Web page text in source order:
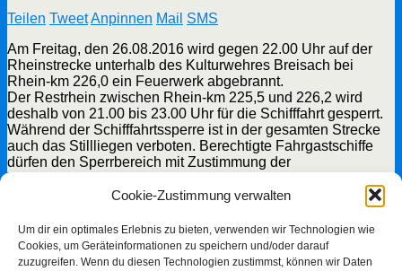
Cookie-Zustimmung verwalten
Um dir ein optimales Erlebnis zu bieten, verwenden wir Technologien wie
Cookies, um Geräteinformationen zu speichern und/oder darauf
zuzugreifen. Wenn du diesen Technologien zustimmst, können wir Daten
Teilen TweetAnpinnen Mail SMS
Am Freitag, den 26.08.2016 wird gegen 22.00 Uhr auf der
Rheinstrecke unterhalb des Kulturwehres Breisach bei
Rhein-km 226,0 ein Feuerwerk abgebrannt.
Der Restrhein zwischen Rhein-km 225,5 und 226,2 wird
deshalb von 21.00 bis 23.00 Uhr für die Schifffahrt gesperrt.
Während der Schifffahrtssperre ist in der gesamten Strecke
auch das Stillliegen verboten. Berechtigte Fahrgastschiffe
dürfen den Sperrbereich mit Zustimmung der
Wasserschutzpolizei und Gendarmerie Fluviale durchfahren.
Sommer, Sonne und ein bisschen Italien!
nächster BeitragInternationale Wassersport-Ausstellung vom
17. bis 25. September 2016